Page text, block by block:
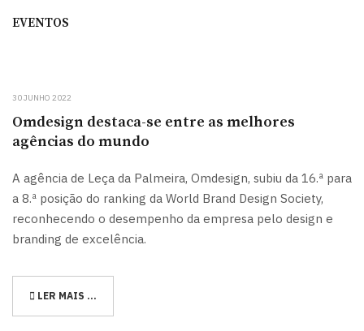
EVENTOS
30 JUNHO 2022
Omdesign destaca-se entre as melhores
agências do mundo
A agência de Leça da Palmeira, Omdesign, subiu da 16.ª para
a 8.ª posição do ranking da World Brand Design Society,
reconhecendo o desempenho da empresa pelo design e
branding de excelência.
LER MAIS …